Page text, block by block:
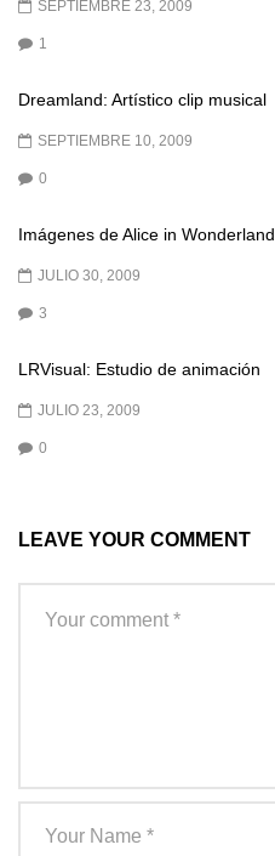
SEPTIEMBRE 23, 2009
1
Dreamland: Artístico clip musical
SEPTIEMBRE 10, 2009
0
Imágenes de Alice in Wonderland
JULIO 30, 2009
3
LRVisual: Estudio de animación
JULIO 23, 2009
0
LEAVE YOUR COMMENT